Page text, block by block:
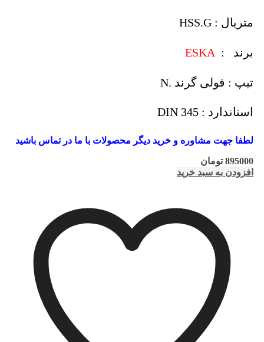
متریال : HSS.G
برند : ESKA
تیپ : فولی گرند .N
استاندارد : DIN 345
لطفا جهت مشاوره و خرید دیگر محصولات با ما در تماس باشید
895000 تومان
افزودن به سبد خرید